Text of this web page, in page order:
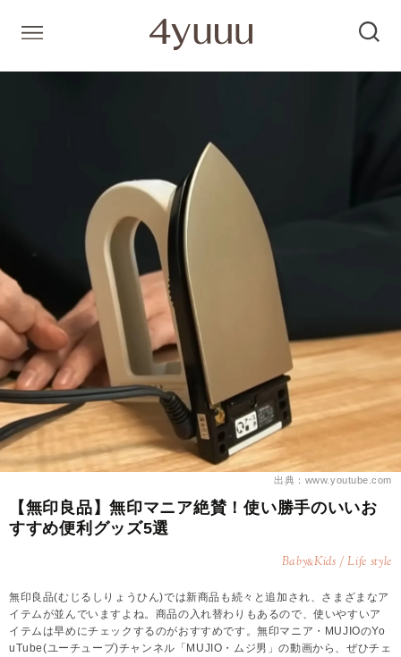
出典：www.youtube.com
【無印良品】無印マニア絶賛！使い勝手のいいお
すすめ便利グッズ5選
Baby&Kids / Life style
無印良品(むじるしりょうひん)では新商品も続々と追加され、さまざまなア
イテムが並んでいますよね。商品の入れ替わりもあるので、使いやすいア
イテムは早めにチェックするのがおすすめです。無印マニア・MUJIOのYo
uTube(ユーチューブ)チャンネル「MUJIO・ムジ男」の動画から、ぜひチェ